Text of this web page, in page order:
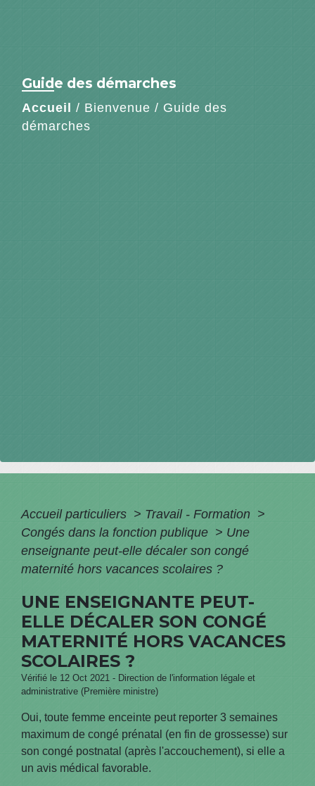
Guide des démarches
Accueil / Bienvenue / Guide des
démarches
Accueil particuliers > Travail - Formation >
Congés dans la fonction publique > Une
enseignante peut-elle décaler son congé
maternité hors vacances scolaires ?
UNE ENSEIGNANTE PEUT-
ELLE DÉCALER SON CONGÉ
MATERNITÉ HORS VACANCES
SCOLAIRES ?
Vérifié le 12 Oct 2021 - Direction de l'information légale et
administrative (Première ministre)
Oui, toute femme enceinte peut reporter 3 semaines
maximum de congé prénatal (en fin de grossesse) sur
son congé postnatal (après l'accouchement), si elle a
un avis médical favorable.